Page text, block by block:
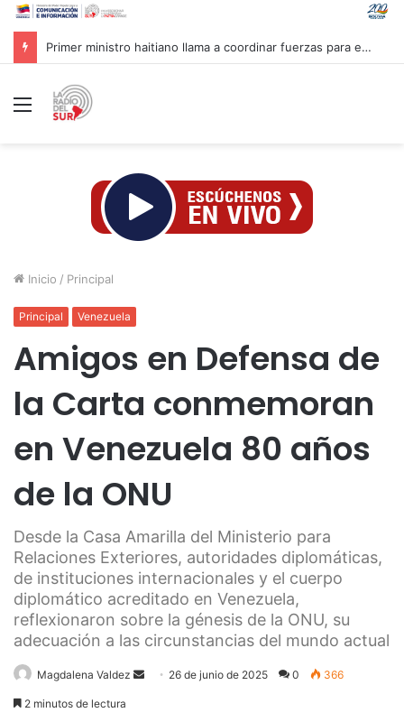
Venezuela y OMS evalúan propuestas para saneamiento del agua y manejo de residuos
Menú
Inicio / Principal
Principal Venezuela
Amigos en Defensa de
la Carta conmemoran
en Venezuela 80 años
de la ONU
Desde la Casa Amarilla del Ministerio para
Relaciones Exteriores, autoridades diplomáticas,
de instituciones internacionales y el cuerpo
diplomático acreditado en Venezuela,
reflexionaron sobre la génesis de la ONU, su
adecuación a las circunstancias del mundo actual
Magdalena Valdez
Send 26 de junio de 2025 0 366
2 minutos de lectura